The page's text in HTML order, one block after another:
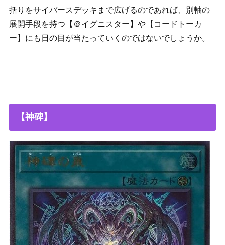
括りをサイバースデッキまで広げるのであれば、別軸の
展開手段を持つ【＠イグニスター】や【コードトーカ
ー】にも日の目が当たっていくのではないでしょうか。
【神碑】